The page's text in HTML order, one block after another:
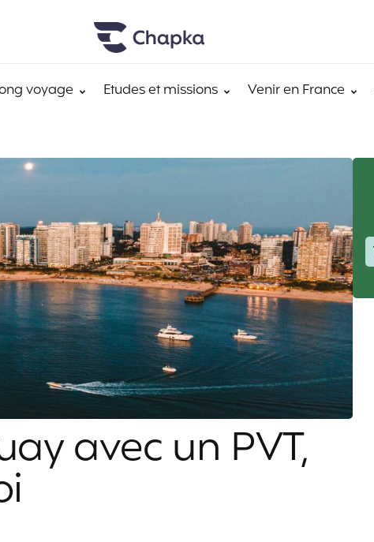
voyage Etudes et missions Venir en France
avec un PVT,